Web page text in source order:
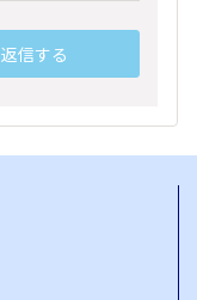
返信する